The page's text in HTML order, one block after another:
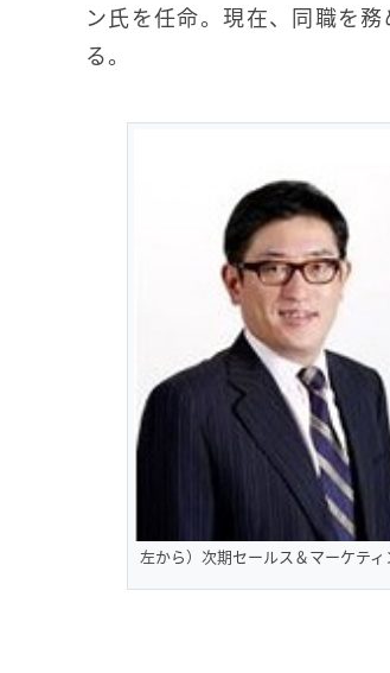
ン氏を任命。現在、同職を
る。
左から）次期セールス＆マーケテ